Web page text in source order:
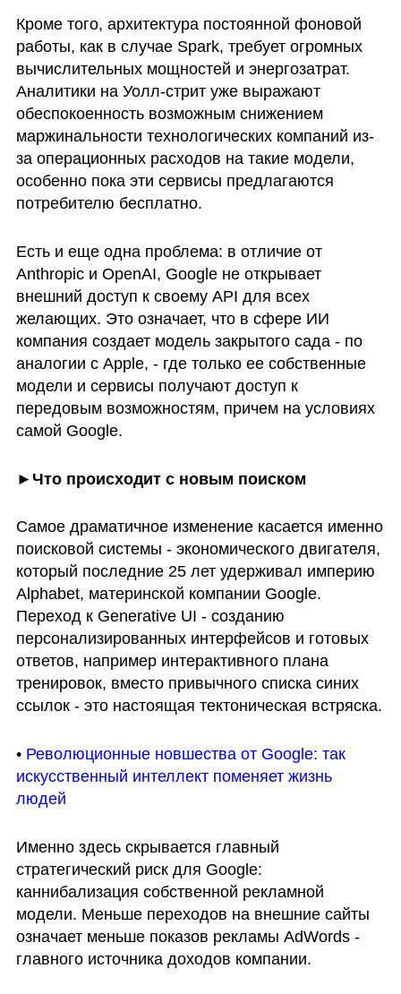
Кроме того, архитектура постоянной фоновой
работы, как в случае Spark, требует огромных
вычислительных мощностей и энергозатрат.
Аналитики на Уолл-стрит уже выражают
обеспокоенность возможным снижением
маржинальности технологических компаний из-
за операционных расходов на такие модели,
особенно пока эти сервисы предлагаются
потребителю бесплатно.
Есть и еще одна проблема: в отличие от
Anthropic и OpenAI, Google не открывает
внешний доступ к своему API для всех
желающих. Это означает, что в сфере ИИ
компания создает модель закрытого сада - по
аналогии с Apple, - где только ее собственные
модели и сервисы получают доступ к
передовым возможностям, причем на условиях
самой Google.
►Что происходит с новым поиском
Самое драматичное изменение касается именно
поисковой системы - экономического двигателя,
который последние 25 лет удерживал империю
Alphabet, материнской компании Google.
Переход к Generative UI - созданию
персонализированных интерфейсов и готовых
ответов, например интерактивного плана
тренировок, вместо привычного списка синих
ссылок - это настоящая тектоническая встряска.
• Революционные новшества от Google: так
искусственный интеллект поменяет жизнь
людей
Именно здесь скрывается главный
стратегический риск для Google:
каннибализация собственной рекламной
модели. Меньше переходов на внешние сайты
означает меньше показов рекламы AdWords -
главного источника доходов компании.